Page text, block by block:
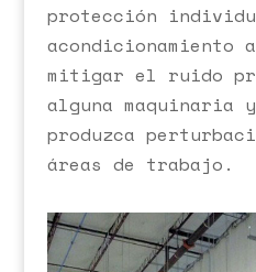
protección
acondicionamiento
mitigar el ruido
alguna maquinaria
produzca
áreas de trabajo.